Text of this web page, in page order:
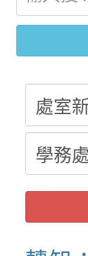
畫
劇
轉
敬
【
學
結
【
學
結